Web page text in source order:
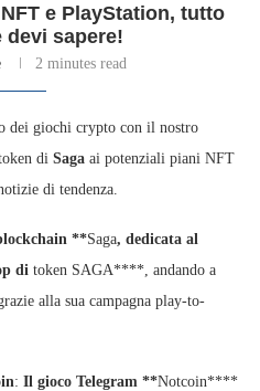
e PlayStation, tutto
devi sapere!
2 minutes read
dei giochi crypto con il nostro
di Saga ai potenziali piani NFT
di tendenza.
**Saga, dedicata al
di token SAGA****, andando a
alla sua campagna play-to-
: Il gioco Telegram **Notcoin****